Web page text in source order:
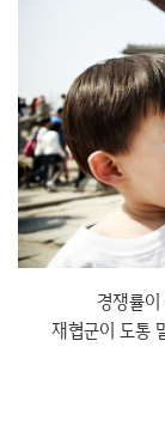
경쟁률
재협군이 도통